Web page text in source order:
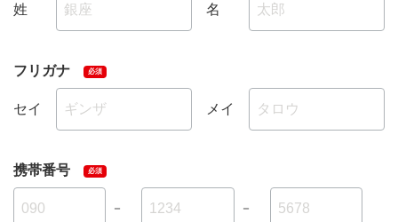
姓 名
フリガナ
セイ メイ
携帯番号
－ －